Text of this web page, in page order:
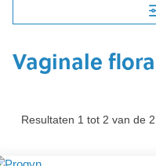
Vaginale
Resultaten 1 tot 2 van de 2